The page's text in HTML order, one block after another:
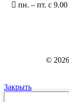
пн. – пт. с
© 2026
Закрыть